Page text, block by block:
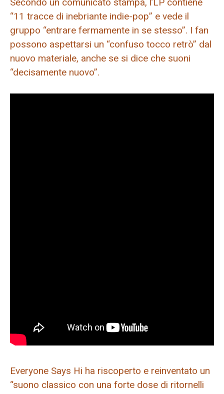
“11 tracce di inebriante indie-pop” e vede il
gruppo “entrare fermamente in se stesso”. I fan
possono aspettarsi un “confuso tocco retrò” dal
nuovo materiale, anche se si dice che suoni
“decisamente nuovo”.
Everyone Says Hi ha riscoperto e reinventato un
“suono classico con una forte dose di ritornelli